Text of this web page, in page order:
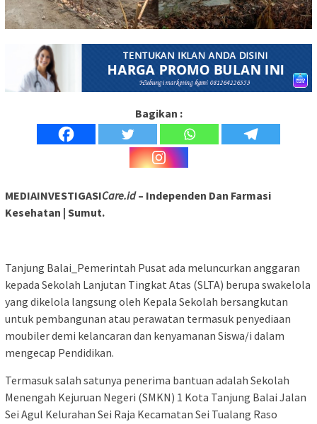
Bagikan :
MEDIAINVESTIGASICare.id– Independen Dan Farmasi
Kesehatan | Sumut.
Tanjung Balai_Pemerintah Pusat ada meluncurkan anggaran
kepada Sekolah Lanjutan Tingkat Atas (SLTA) berupa swakelola
yang dikelola langsung oleh Kepala Sekolah bersangkutan
untuk pembangunan atau perawatan termasuk penyediaan
moubiler demi kelancaran dan kenyamanan Siswa/i dalam
mengecap Pendidikan.
Termasuk salah satunya penerima bantuan adalah Sekolah
Menengah Kejuruan Negeri (SMKN) 1 Kota Tanjung Balai Jalan
Sei Agul Kelurahan Sei Raja Kecamatan Sei Tualang Raso